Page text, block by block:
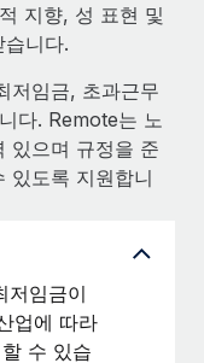
지향, 성 표현 및
니다.
저임금, 초과근무
다. Remote는 노
있으며 규정을 준
있도록 지원합니
저임금이
업에 따라
수 있습